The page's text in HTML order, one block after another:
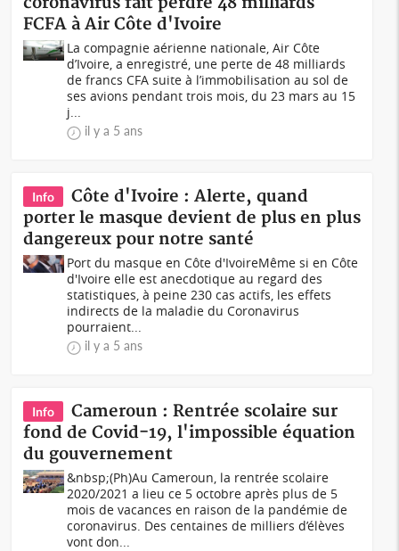
FCFA à Air Côte d'Ivoire
La compagnie aérienne nationale, Air Côte
d’Ivoire, a enregistré, une perte de 48 milliards
de francs CFA suite à l’immobilisation au sol de
ses avions pendant trois mois, du 23 mars au 15
j...
il y a 5 ans
Info
Côte d'Ivoire : Alerte, quand
porter le masque devient de plus en plus
dangereux pour notre santé
Port du masque en Côte d'IvoireMême si en Côte
d'Ivoire elle est anecdotique au regard des
statistiques, à peine 230 cas actifs, les effets
indirects de la maladie du Coronavirus
pourraient...
il y a 5 ans
Info
Cameroun : Rentrée scolaire sur
fond de Covid-19, l'impossible équation
du gouvernement
&nbsp;(Ph)Au Cameroun, la rentrée scolaire
2020/2021 a lieu ce 5 octobre après plus de 5
mois de vacances en raison de la pandémie de
coronavirus. Des centaines de milliers d’élèves
vont don...